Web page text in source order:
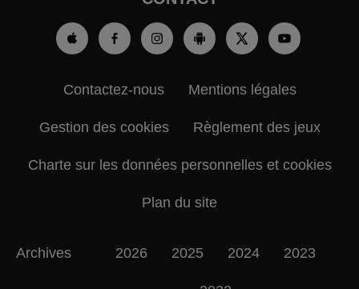
Contactez-nous Mentions légales
Gestion des cookies Règlement des jeux
Charte sur les données personnelles et cookies
Plan du site
Archives 2026 2025 2024 2023